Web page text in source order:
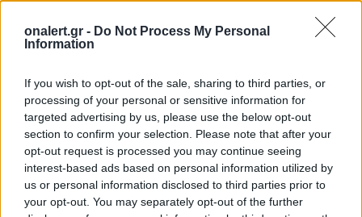
onalert.gr - Do Not Process My Personal
Information
If you wish to opt-out of the sale, sharing to third parties, or
processing of your personal or sensitive information for
targeted advertising by us, please use the below opt-out
section to confirm your selection. Please note that after your
opt-out request is processed you may continue seeing
interest-based ads based on personal information utilized by
us or personal information disclosed to third parties prior to
your opt-out. You may separately opt-out of the further
Διάβασε επίσης